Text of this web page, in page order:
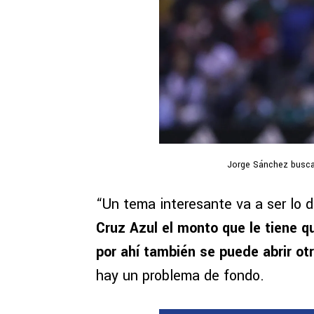
Jorge Sánchez
“Un tema interesante va a ser lo
Cruz Azul el monto que le tiene
por ahí también se puede abrir
hay un problema de fondo.